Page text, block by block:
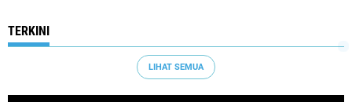
TERKINI
LIHAT SEMUA